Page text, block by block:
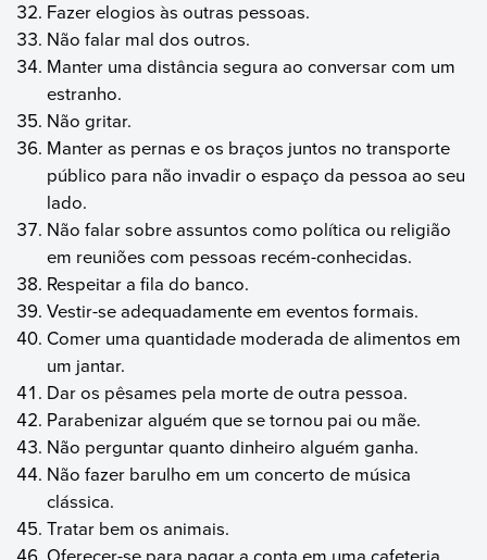
Fazer elogios às outras pessoas.
Não falar mal dos outros.
Manter uma distância segura ao conversar com um
estranho.
Não gritar.
Manter as pernas e os braços juntos no transporte
público para não invadir o espaço da pessoa ao seu
lado.
Não falar sobre assuntos como política ou religião
em reuniões com pessoas recém-conhecidas.
Respeitar a fila do banco.
Vestir-se adequadamente em eventos formais.
Comer uma quantidade moderada de alimentos em
um jantar.
Dar os pêsames pela morte de outra pessoa.
Parabenizar alguém que se tornou pai ou mãe.
Não perguntar quanto dinheiro alguém ganha.
Não fazer barulho em um concerto de música
clássica.
Tratar bem os animais.
Oferecer-se para pagar a conta em uma cafeteria.